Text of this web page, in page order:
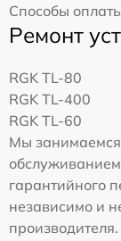
Способы
Ремонт
RGK TL-80
RGK TL-400
RGK TL-60
Мы занимаемся
гарантийного
независимо и